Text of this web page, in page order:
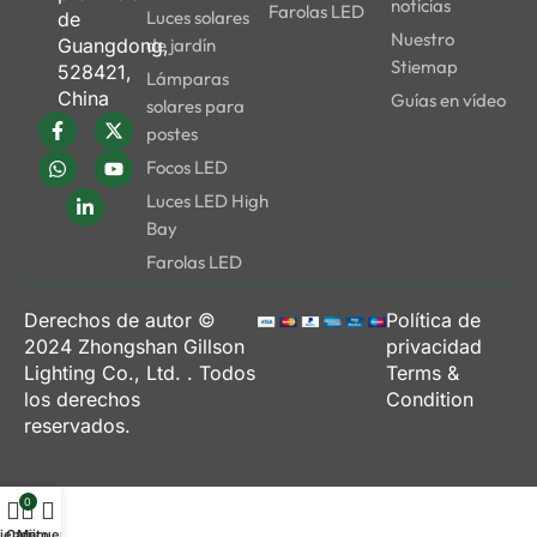
sistemas, lo que le permitirá
cambiar la disposición de la
iluminación a medida que
cambien las necesidades de
su negocio.
Sin mantenimiento
vez instaladas, nuestras
lámparas solares LED para
jardín no requieren
mantenimiento periódico ni
3-5 años de servicio, lo que
elimina los costes continuos
de mano de obra.
Solar Light para la
de
Guangdong,
528421,
China
Luces solares
de jardín
Lámparas
solares para
postes
Focos LED
Luces LED High
Bay
Farolas LED
Farolas LED
noticias
Nuestro
Stiemap
Guías en vídeo
Derechos de autor ©
2024 Zhongshan Gillson
Lighting Co., Ltd. . Todos
los derechos
reservados.
Política de
privacidad
Terms &
Condition
0